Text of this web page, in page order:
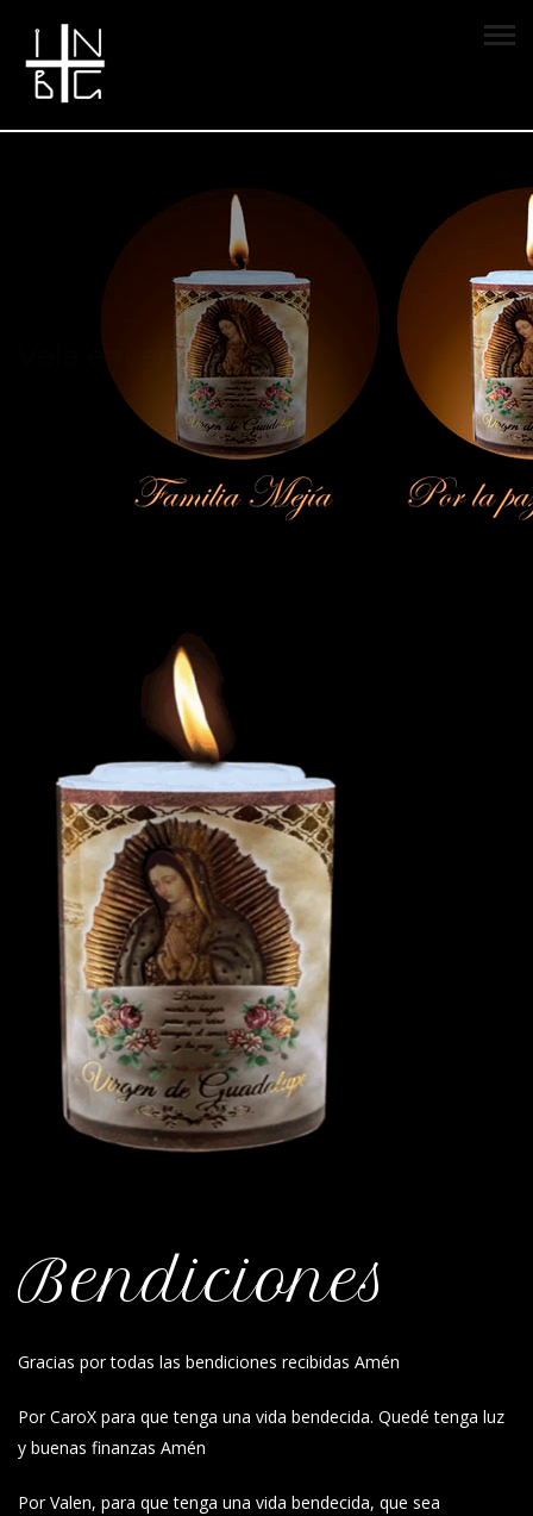
Vela encendida
Bendiciones
Gracias por todas las bendiciones recibidas Amén
Por CaroX para que tenga una vida bendecida. Quedé tenga luz
y buenas finanzas Amén
Por Valen, para que tenga una vida bendecida, que sea